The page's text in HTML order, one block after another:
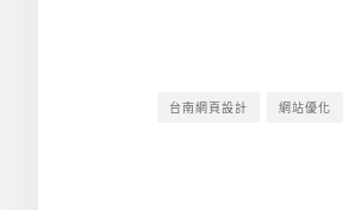
台南網頁設計 網站優化